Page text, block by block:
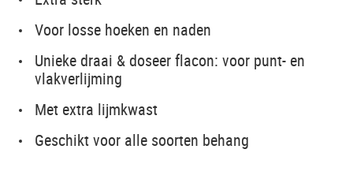
Voor losse hoeken en naden
Unieke draai & doseer flacon: voor punt- en
vlakverlijming
Met extra lijmkwast
Geschikt voor alle soorten behang